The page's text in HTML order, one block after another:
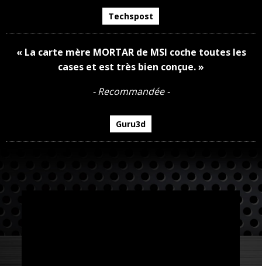
Techspost
« La carte mère MORTAR de MSI coche toutes les
cases et est très bien conçue. »
- Recommandée -
Guru3d